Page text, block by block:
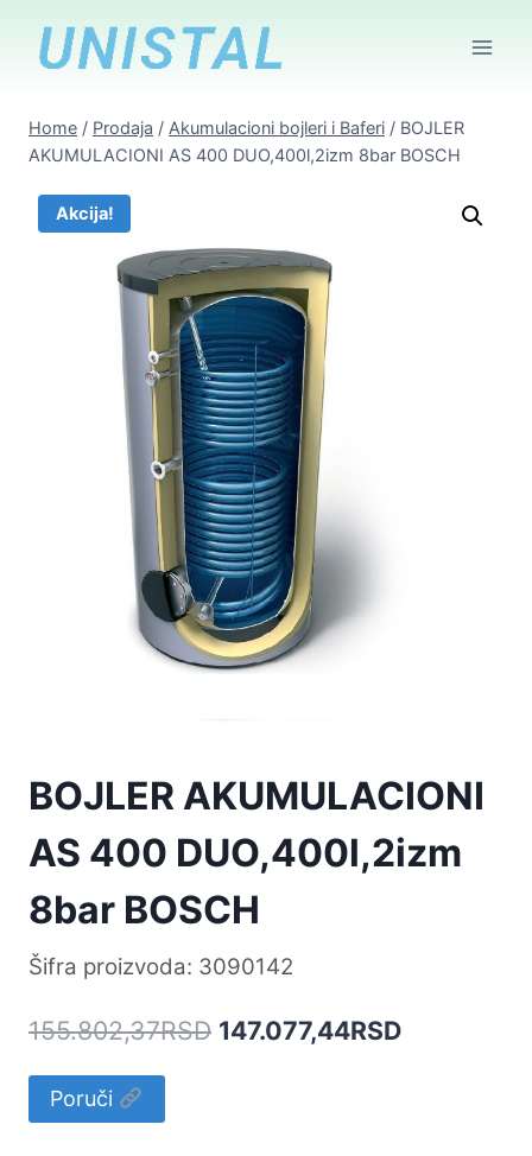
Home / Prodaja / Akumulacioni bojleri i Baferi / BOJLER
AKUMULACIONI AS 400 DUO,400l,2izm 8bar BOSCH
Akcija!
BOJLER AKUMULACIONI
AS 400 DUO,400l,2izm
8bar BOSCH
Šifra proizvoda: 3090142
155.802,37RSD Originalna
147.077,44RSDTrenutna
Poruči